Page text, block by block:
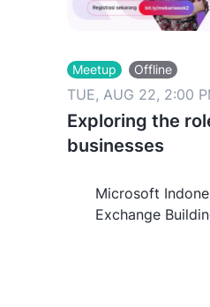
Meetup Offline
TUE, AUG 22, 2:00
Exploring the
businesses
Microsoft
Exchange